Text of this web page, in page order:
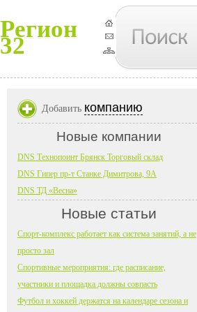
Регион
32
Добавить компанию
Новые компании
DNS Технопоинт Брянск Торговый склад
DNS Гипер пр-т Станке Димитрова, 9А
DNS ТД «Весна»
Новые статьи
Спорт-комплекс работает как система занятий, а не
просто зал
Спортивные мероприятия: где расписание,
участники и площадка должны совпасть
Футбол и хоккей держатся на календаре сезона и